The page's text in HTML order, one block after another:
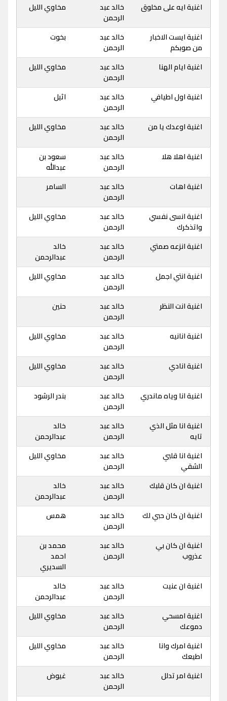
اغنية ايه على مخلوق
خالد عبد
الرحمن
مخاوي الليل
اغنية ايست الاخبار
من صوبكم
خالد عبد
الرحمن
بخوت
اغنية ايام الهنا
خالد عبد
الرحمن
مخاوي الليل
اغنية اول اطيافي
خالد عبد
الرحمن
اثيل
اغنية اوعدك يا من
خالد عبد
الرحمن
مخاوي الليل
اغنية اهلا هلا
خالد عبد
الرحمن
سعود بن
عبدالله
اغنية اهات
خالد عبد
الرحمن
السامر
اغنية انسى نفسي
واتذكرك
خالد عبد
الرحمن
مخاوي الليل
اغنية انزعه صمتي
خالد عبد
الرحمن
خالد
عبدالرحمن
اغنية انتي اجمل
خالد عبد
الرحمن
مخاوي الليل
اغنية انت النظر
خالد عبد
الرحمن
حنين
اغنية انانيه
خالد عبد
الرحمن
مخاوي الليل
اغنية انادي
خالد عبد
الرحمن
مخاوي الليل
اغنية انا وياه ماندري
خالد عبد
الرحمن
بندر الرشود
اغنية انا مثل الذي
تايه
خالد عبد
الرحمن
خالد
عبدالرحمن
اغنية انا قلبي
الشقي
خالد عبد
الرحمن
مخاوي الليل
اغنية ان كان قلبك
خالد عبد
الرحمن
خالد
عبدالرحمن
اغنية ان كان حبي لك
خالد عبد
الرحمن
همس
اغنية ان كان بي
عذروب
خالد عبد
الرحمن
محمد بن
احمد
السديري
اغنية ان عنيت
خالد عبد
الرحمن
خالد
عبدالرحمن
اغنية امسحي
دموعك
خالد عبد
الرحمن
مخاوي الليل
اغنية امرك وانا
اطيعك
خالد عبد
الرحمن
مخاوي الليل
اغنية امر تدلل
خالد عبد
الرحمن
غيوض